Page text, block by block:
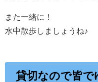
また一緒に！
水中散歩しましょうね♪
貸切なので皆で